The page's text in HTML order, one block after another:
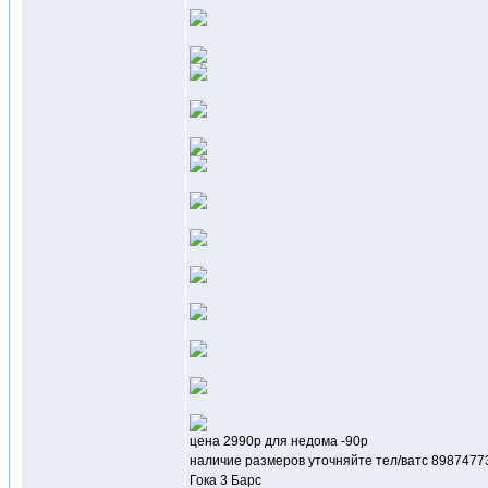
цена 2990р для недома -90р
наличие размеров уточняйте тел/ватс
Гока 3 Барс